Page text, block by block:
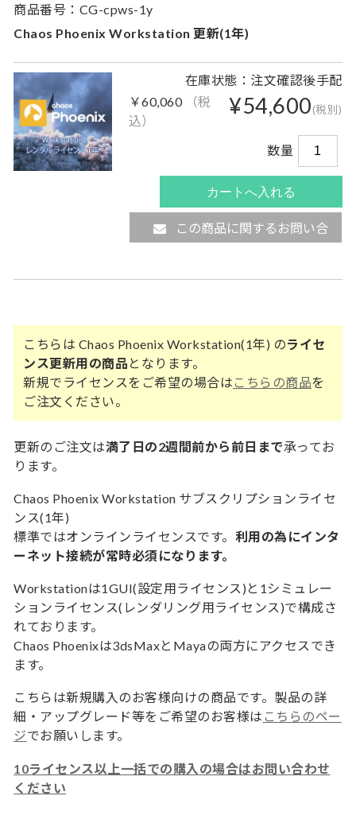
商品番号：CG-cpws-1y
Chaos Phoenix Workstation 更新(1年)
在庫状態：注文確認後手配
¥54,600(税別)
￥60,060
（税
込）
数量
この商品に関するお問い合
こちらは Chaos Phoenix Workstation(1年) のライセ
ンス更新用の商品 となります。
新規でライセンスをご希望の場合は こちらの商品を
ご注文ください。
更新のご注文は満了日の2週間前から前日まで承ってお
ります。
Chaos Phoenix Workstation サブスクリプションライセ
ンス(1年)
標準ではオンラインライセンスです。 利用の為にインタ
ーネット接続が常時必須になります。
Workstationは1GUI(設定用ライセンス)と1シミュレー
ションライセンス(レンダリング用ライセンス)で構成さ
れております。
Chaos Phoenixは3dsMaxとMayaの両方にアクセスでき
ます。
こちらは新規購入のお客様向けの商品です。製品の詳
細・アップグレード等をご希望のお客様は こちらのペー
ジでお願いします。
10ライセンス以上一括での購入の場合はお問い合わせ
ください